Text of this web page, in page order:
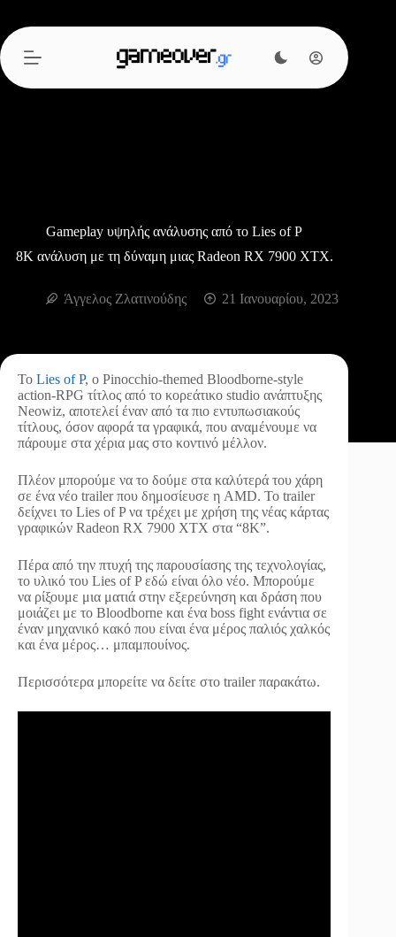
περιεχόμενο
Gameplay υψηλής ανάλυσης από το Lies of P
8Κ ανάλυση με τη δύναμη μιας Radeon RX 7900 XTX.
Άγγελος Ζλατινούδης 21 Ιανουαρίου, 2023
Το Lies of P, ο Pinocchio-themed Bloodborne-style
action-RPG τίτλος από το κορεάτικο studio ανάπτυξης
Neowiz, αποτελεί έναν από τα πιο εντυπωσιακούς
τίτλους, όσον αφορά τα γραφικά, που αναμένουμε να
πάρουμε στα χέρια μας στο κοντινό μέλλον.
Πλέον μπορούμε να το δούμε στα καλύτερά του χάρη
σε ένα νέο trailer που δημοσίευσε η AMD. Το trailer
δείχνει το Lies of P να τρέχει με χρήση της νέας κάρτας
γραφικών Radeon RX 7900 XTX στα “8K”.
Πέρα από την πτυχή της παρουσίασης της τεχνολογίας,
το υλικό του Lies of P εδώ είναι όλο νέο. Μπορούμε
να ρίξουμε μια ματιά στην εξερεύνηση και δράση που
μοιάζει με το Bloodborne και ένα boss fight ενάντια σε
έναν μηχανικό κακό που είναι ένα μέρος παλιός χαλκός
και ένα μέρος… μπαμπουίνος.
Περισσότερα μπορείτε να δείτε στο trailer παρακάτω.